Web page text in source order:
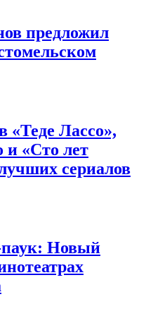
предложил
«Теде Лассо»,
и «Сто лет
сериалов
Новый